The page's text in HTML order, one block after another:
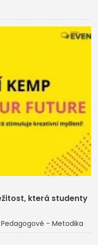
která studenty
Pedagogové - Metodika